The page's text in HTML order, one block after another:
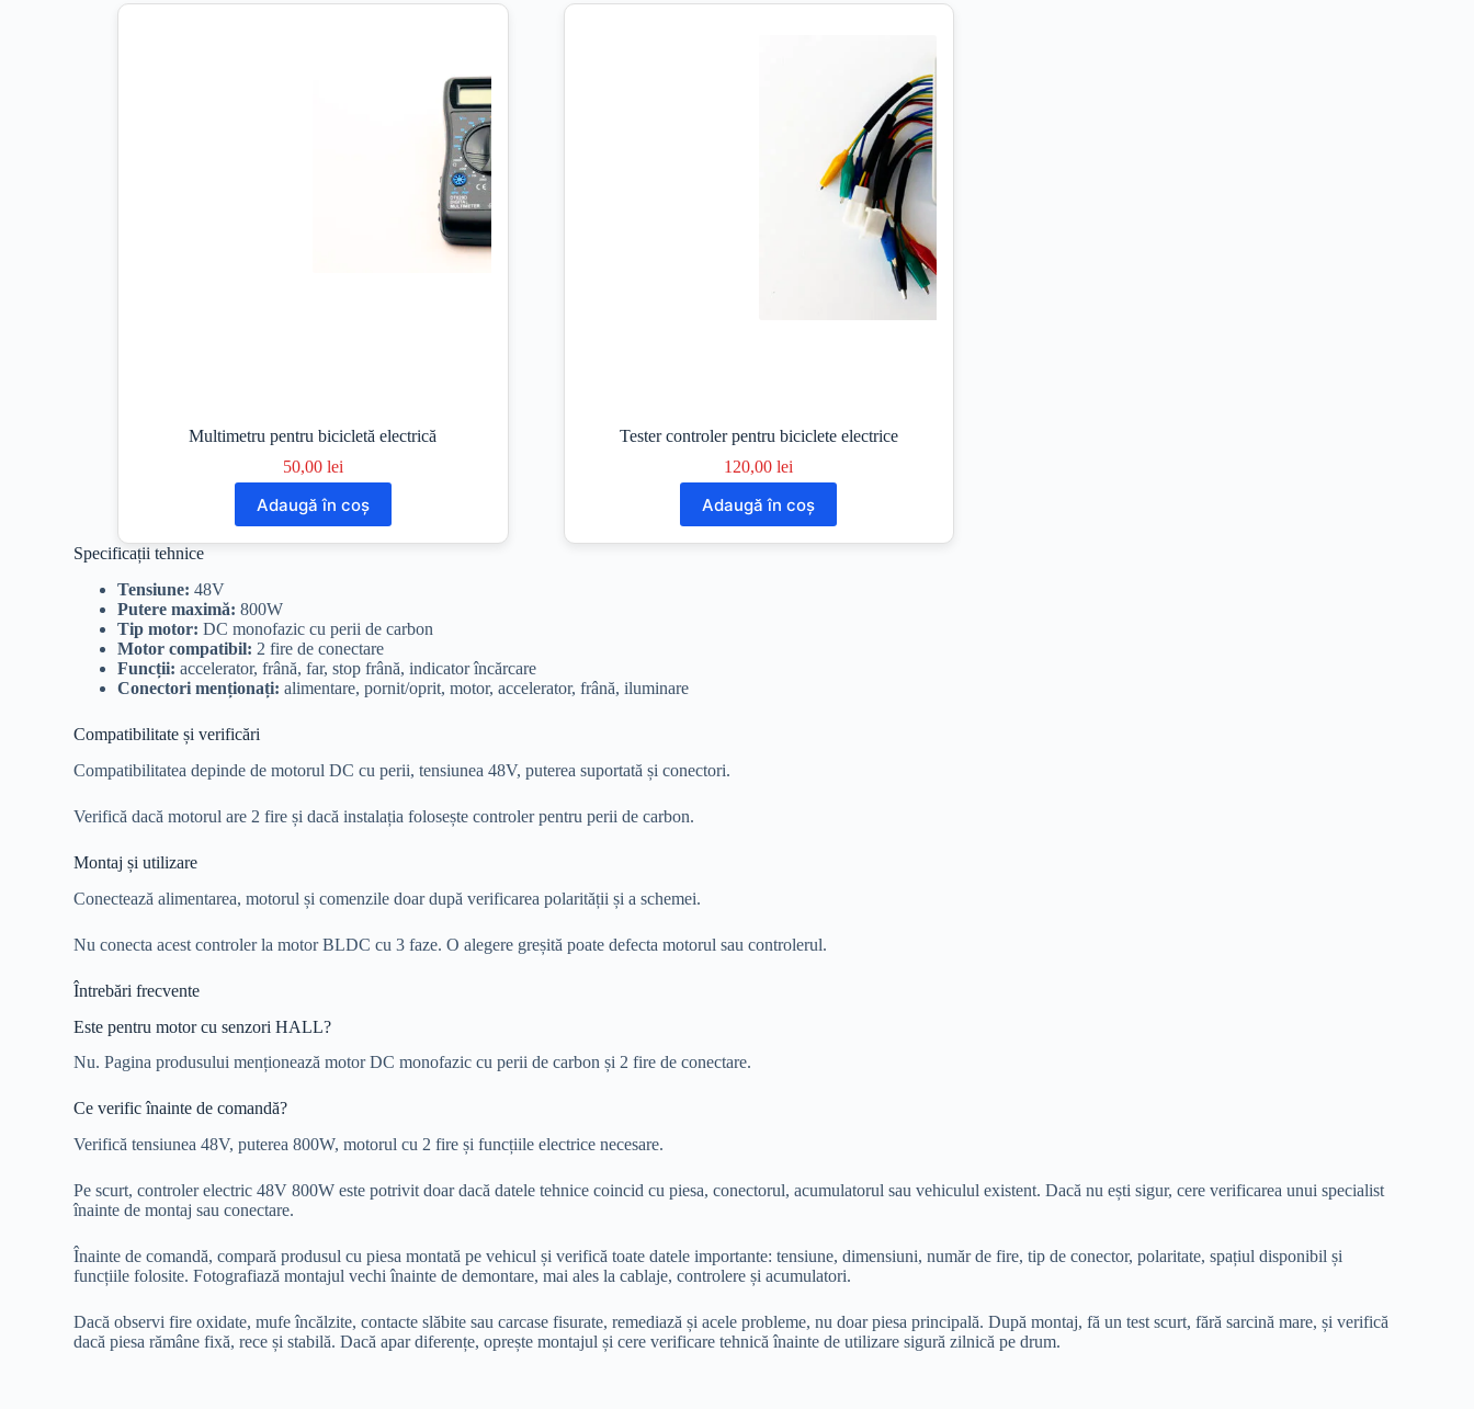
Multimetru pentru bicicletă electrică
50,00 lei
Adaugă în coș
Tester controler pentru biciclete electrice
120,00lei
Adaugă în coș
Specificații tehnice
Tensiune: 48V
Putere maximă: 800W
Tip motor: DC monofazic cu perii de carbon
Motor compatibil: 2 fire de conectare
Funcții: accelerator, frână, far, stop frână, indicator încărcare
Conectori menționați: alimentare, pornit/oprit, motor, accelerator, frână, iluminare
Compatibilitate și verificări
Compatibilitatea depinde de motorul DC cu perii, tensiunea 48V, puterea suportată și conectori.
Verifică dacă motorul are 2 fire și dacă instalația folosește controler pentru perii de carbon.
Montaj și utilizare
Conectează alimentarea, motorul și comenzile doar după verificarea polarității și a schemei.
Nu conecta acest controler la motor BLDC cu 3 faze. O alegere greșită poate defecta motorul sau controlerul.
Întrebări frecvente
Este pentru motor cu senzori HALL?
Nu. Pagina produsului menționează motor DC monofazic cu perii de carbon și 2 fire de conectare.
Ce verific înainte de comandă?
Verifică tensiunea 48V, puterea 800W, motorul cu 2 fire și funcțiile electrice necesare.
Pe scurt, controler electric 48V 800W este potrivit doar dacă datele tehnice coincid cu piesa, conectorul, acumulatorul sau vehiculul existent. Dacă nu ești sigur, cere verificarea unui specialist
înainte de montaj sau conectare.
Înainte de comandă, compară produsul cu piesa montată pe vehicul și verifică toate datele importante: tensiune, dimensiuni, număr de fire, tip de conector, polaritate, spațiul disponibil și
funcțiile folosite. Fotografiază montajul vechi înainte de demontare, mai ales la cablaje, controlere și acumulatori.
Dacă observi fire oxidate, mufe încălzite, contacte slăbite sau carcase fisurate, remediază și acele probleme, nu doar piesa principală. După montaj, fă un test scurt, fără sarcină mare, și verifică
dacă piesa rămâne fixă, rece și stabilă. Dacă apar diferențe, oprește montajul și cere verificare tehnică înainte de utilizare sigură zilnică pe drum.